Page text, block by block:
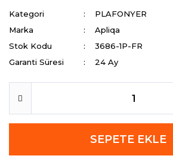
Kategori
PLAFONYER
Marka
Apliqa
Stok Kodu
3686-1P-FR
Garanti Süresi
24 Ay
SEPETE EKLE